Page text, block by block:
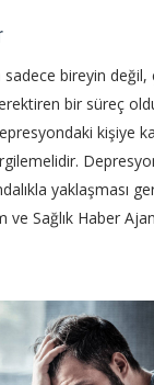
bireyin değil,
bir süreç
kişiye
yaklaşması
Sağlık Haber